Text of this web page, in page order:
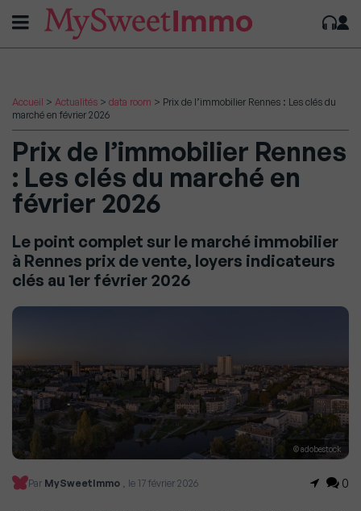
Accueil > Actualités > data room > Prix de l’immobilier Rennes : Les clés du
marché en février 2026
Prix de l’immobilier Rennes
: Les clés du marché en
février 2026
Le point complet sur le marché immobilier
à Rennes prix de vente, loyers indicateurs
clés au 1er février 2026
© adobestock
Par MySweetImmo , le 17 février 2026 0